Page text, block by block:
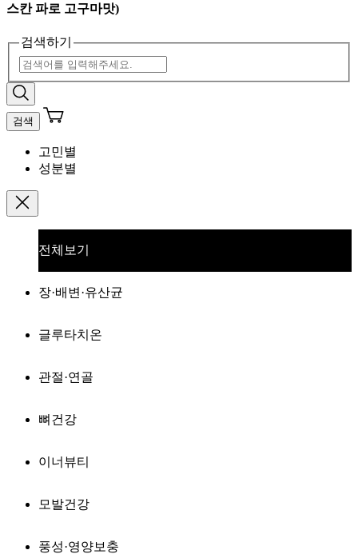
스칸 파로 고구마맛)
검색하기
검색
고민별
성분별
전체보기
장·배변·유산균
글루타치온
관절·연골
뼈건강
이너뷰티
모발건강
풍성·영양보충